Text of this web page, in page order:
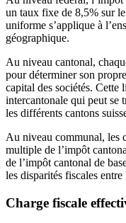
un taux fixe de 8,5% sur
uniforme s’applique à
géographique.
Au niveau cantonal,
pour déterminer son
capital des sociétés. Cette
intercantonale qui peut se
les différents cantons
Au niveau communal, les
multiple de l’impôt
de l’impôt cantonal de
les disparités fiscales entre
Charge fiscale